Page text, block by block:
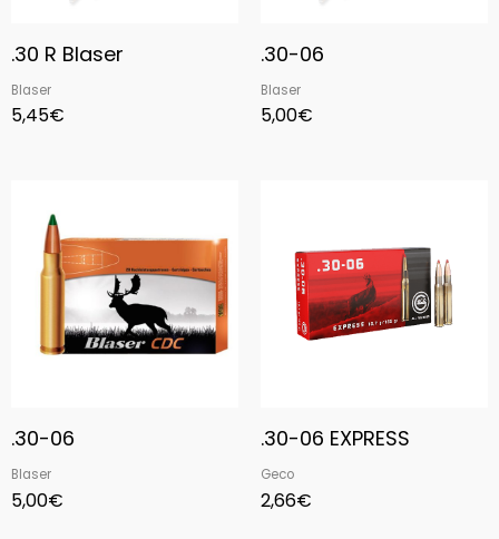
.30 R Blaser
Blaser
5,45€
.30-06
Blaser
5,00€
.30-06
Blaser
5,00€
.30-06 EXPRESS
Geco
2,66€